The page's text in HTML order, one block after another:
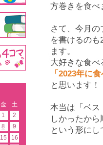
方巻きを食べ
さて、今月
を書けるのも
ます。
大好きな食
「2023年に
と思います！
本当は「ベス
しかったか
という形に
金
土
1
2
8
9
15
16